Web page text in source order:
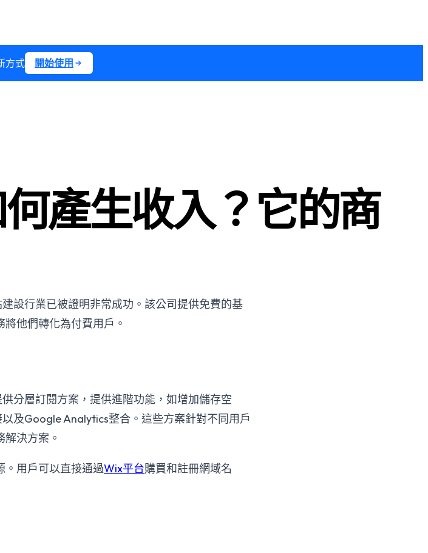
方式 開始使用
產生收入？它的商
建設行業已被證明非常成功。該公司提供免費的基
他們轉化為付費用戶。
分層訂閱方案，提供進階功能，如增加儲存空
及Google Analytics整合。這些方案針對不同用戶
決方案。
。用戶可以直接通過Wix平台購買和註冊網域名